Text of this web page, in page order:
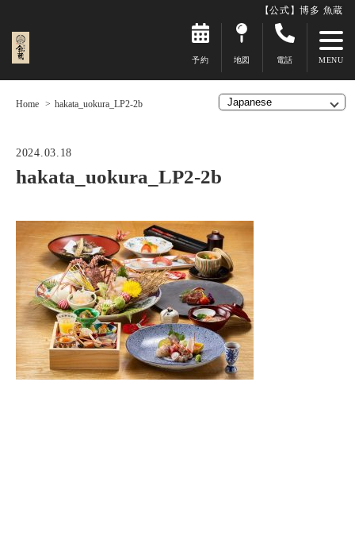
【公式】博多 魚蔵
予約 地図 電話
Home hakata_uokura_LP2-2b
2024.03.18
hakata_uokura_LP2-2b